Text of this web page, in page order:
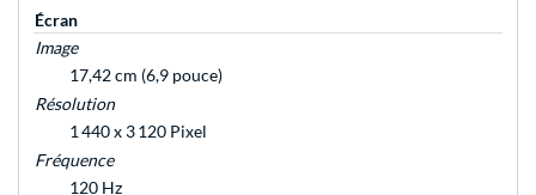
Écran
Image
17,42 cm (6,9 pouce)
Résolution
1 440 x 3 120 Pixel
Fréquence
120 Hz